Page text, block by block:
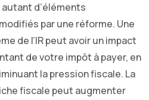
d’éléments
par une réforme. Une
de l’IR peut avoir un impact
de votre impôt à payer, en
la pression fiscale. La
fiscale peut augmenter